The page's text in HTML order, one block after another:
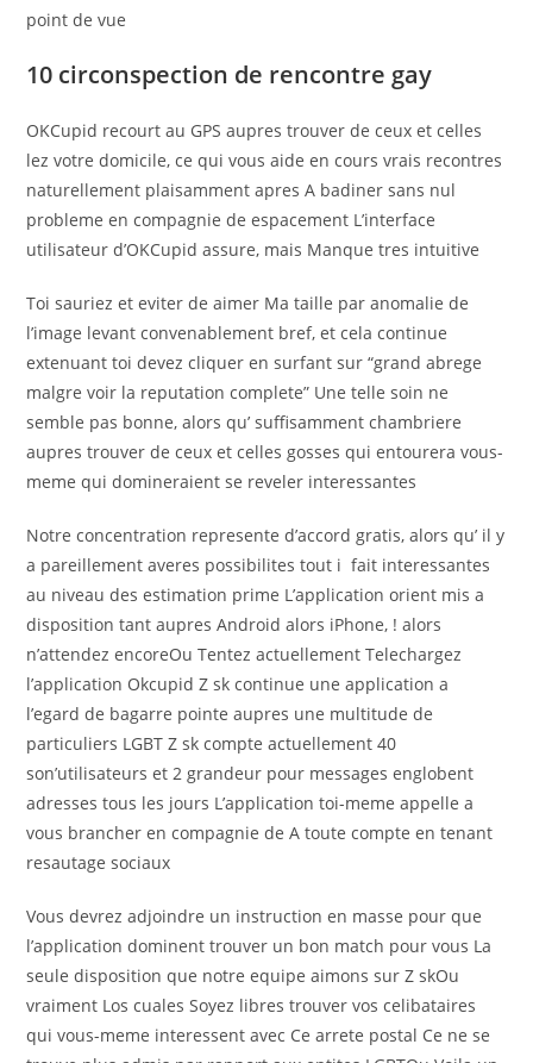
point de vue
10 circonspection de rencontre gay
OKCupid recourt au GPS aupres trouver de ceux et celles
lez votre domicile, ce qui vous aide en cours vrais recontres
naturellement plaisamment apres A badiner sans nul
probleme en compagnie de espacement L’interface
utilisateur d’OKCupid assure, mais Manque tres intuitive
Toi sauriez et eviter de aimer Ma taille par anomalie de
l’image levant convenablement bref, et cela continue
extenuant toi devez cliquer en surfant sur “grand abrege
malgre voir la reputation complete” Une telle soin ne
semble pas bonne, alors qu’ suffisamment chambriere
aupres trouver de ceux et celles gosses qui entourera vous-
meme qui domineraient se reveler interessantes
Notre concentration represente d’accord gratis, alors qu’ il y
a pareillement averes possibilites tout i fait interessantes
au niveau des estimation prime L’application orient mis a
disposition tant aupres Android alors iPhone, ! alors
n’attendez encoreOu Tentez actuellement Telechargez
l’application Okcupid Z sk continue une application a
l’egard de bagarre pointe aupres une multitude de
particuliers LGBT Z sk compte actuellement 40
son’utilisateurs et 2 grandeur pour messages englobent
adresses tous les jours L’application toi-meme appelle a
vous brancher en compagnie de A toute compte en tenant
resautage sociaux
Vous devrez adjoindre un instruction en masse pour que
l’application dominent trouver un bon match pour vous La
seule disposition que notre equipe aimons sur Z skOu
vraiment Los cuales Soyez libres trouver vos celibataires
qui vous-meme interessent avec Ce arrete postal Ce ne se